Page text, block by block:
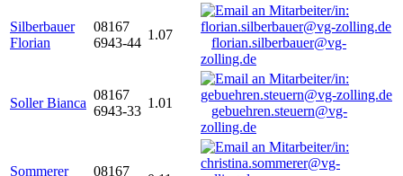
Silberbauer
Florian
08167
6943-44
1.07
florian.silberbauer@vg-
zolling.de
Soller Bianca
08167
6943-33
1.01
gebuehren.steuern@vg-
zolling.de
Sommerer
08167